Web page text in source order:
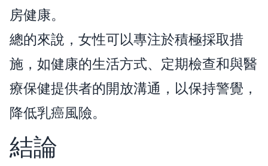
房健康。
總的來說，女性可以專注於積極採取措
施，如健康的生活方式、定期檢查和與醫
療保健提供者的開放溝通，以保持警覺，
降低乳癌風險。
結論